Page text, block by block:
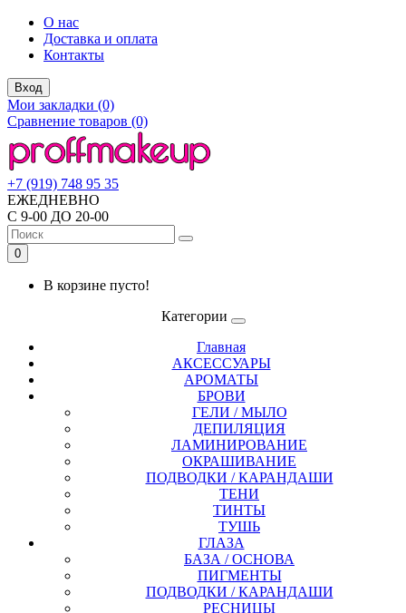
О нас
Доставка и оплата
Контакты
Вход
Мои закладки (0)
Сравнение товаров (0)
+7 (919) 748 95 35
ЕЖЕДНЕВНО
С 9-00 ДО 20-00
0
В корзине пусто!
Категории
Главная
АКСЕССУАРЫ
АРОМАТЫ
БРОВИ
ГЕЛИ / МЫЛО
ДЕПИЛЯЦИЯ
ЛАМИНИРОВАНИЕ
ОКРАШИВАНИЕ
ПОДВОДКИ / КАРАНДАШИ
ТЕНИ
ТИНТЫ
ТУШЬ
ГЛАЗА
БАЗА / ОСНОВА
ПИГМЕНТЫ
ПОДВОДКИ / КАРАНДАШИ
РЕСНИЦЫ